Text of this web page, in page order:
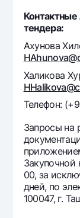
Контактные
тендера:
Ахунова
Халикова
Телефон:
Запросы на
00, за
дней, по
100047, г.